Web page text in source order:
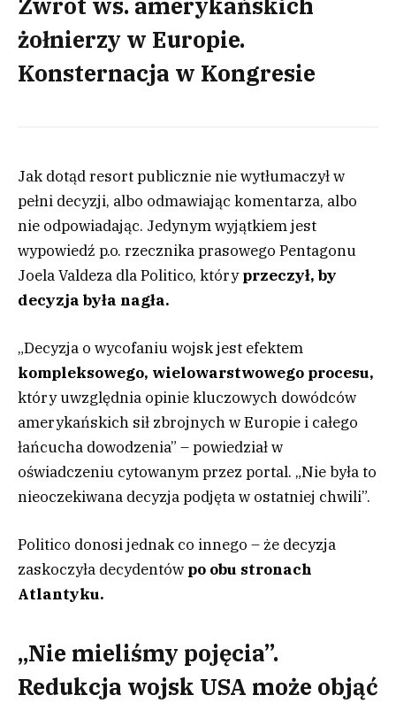
żołnierzy w Europie.
Konsternacja w Kongresie
Jak dotąd resort publicznie nie wytłumaczył w
pełni decyzji, albo odmawiając komentarza, albo
nie odpowiadając. Jedynym wyjątkiem jest
wypowiedź p.o. rzecznika prasowego Pentagonu
Joela Valdeza dla Politico, któryprzeczył, by
decyzja była nagła.
„Decyzja o wycofaniu wojsk jest efektem
kompleksowego, wielowarstwowego procesu,
który uwzględnia opinie kluczowych dowódców
amerykańskich sił zbrojnych w Europie i całego
łańcucha dowodzenia” – powiedział w
oświadczeniu cytowanym przez portal. „Nie była to
nieoczekiwana decyzja podjęta w ostatniej chwili”.
Politico donosi jednak co innego – że decyzja
zaskoczyła decydentów po obu stronach
Atlantyku.
„Nie mieliśmy pojęcia”.
Redukcja wojsk USA może objąć